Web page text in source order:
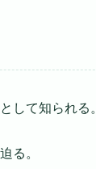
して知られる。
る。